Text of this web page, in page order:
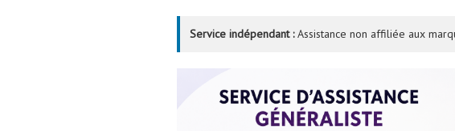
Service indépendant :Assistance non affiliée aux